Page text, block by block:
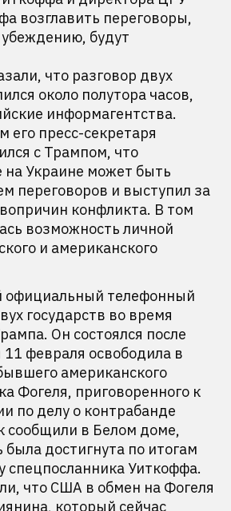
возглавить переговоры,
будут
что разговор двух
около полутора часов,
информагентства.
его пресс-секретаря
с Трампом, что
на Украине может быть
переговоров и выступил за
конфликта. В том
возможность личной
и американского
официальный телефонный
государств во время
Он состоялся после
11 февраля освободила в
американского
Фогеля, приговоренного к
по делу о контрабанде
сообщили в Белом доме,
была достигнута по итогам
спецпосланника Уиткоффа.
что США в обмен на Фогеля
который сейчас